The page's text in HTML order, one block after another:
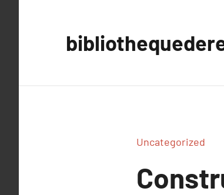
Uncategorized